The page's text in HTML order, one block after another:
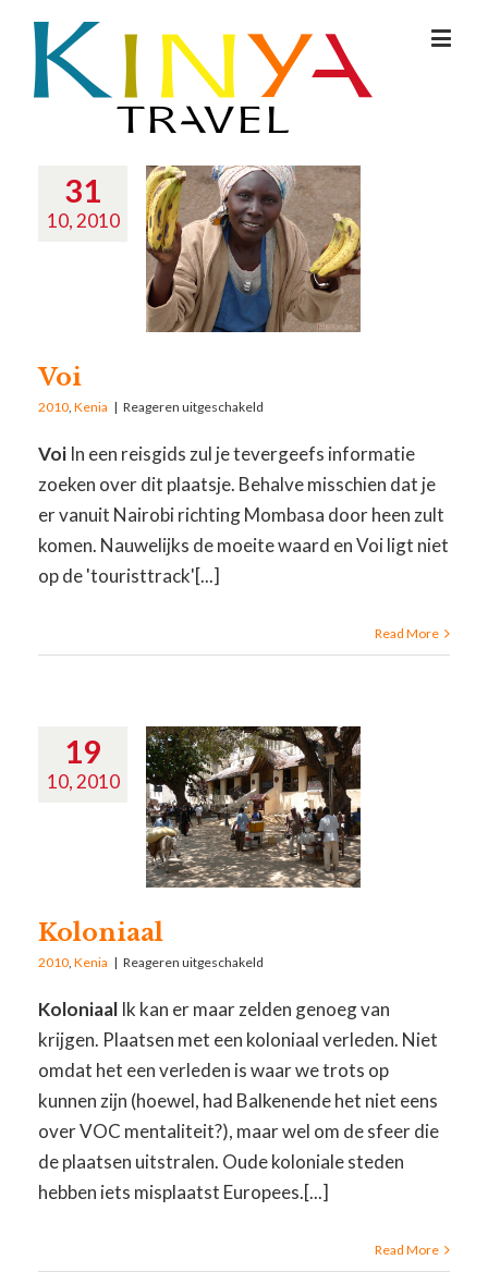
31
10, 2010
Voi
2010 ,Kenia | Reageren uitgeschakeld
Voi In een reisgids zul je tevergeefs informatie
zoeken over dit plaatsje. Behalve misschien dat je
er vanuit Nairobi richting Mombasa door heen zult
komen. Nauwelijks de moeite waard en Voi ligt niet
op de 'touristtrack'[...]
Read More
19
10, 2010
Koloniaal
2010 ,Kenia | Reageren uitgeschakeld
Koloniaal Ik kan er maar zelden genoeg van
krijgen. Plaatsen met een koloniaal verleden. Niet
omdat het een verleden is waar we trots op
kunnen zijn (hoewel, had Balkenende het niet eens
over VOC mentaliteit?), maar wel om de sfeer die
de plaatsen uitstralen. Oude koloniale steden
hebben iets misplaatst Europees.[...]
Read More